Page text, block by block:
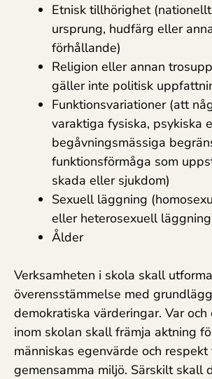
Etnisk tillhörighet
ursprung, hudfärg eller
förhållande)
Religion eller annan
gäller inte politisk
Funktionsvariationer (att
varaktiga fysiska, psykiska
begåvningsmässiga
funktionsförmåga som
skada eller sjukdom)
Sexuell läggning
eller heterosexuell
Ålder
Verksamheten i skola skall
överensstämmelse med
demokratiska värderingar. Var och
inom skolan skall främja aktning
människas egenvärde och respekt
gemensamma miljö. Särskilt skall